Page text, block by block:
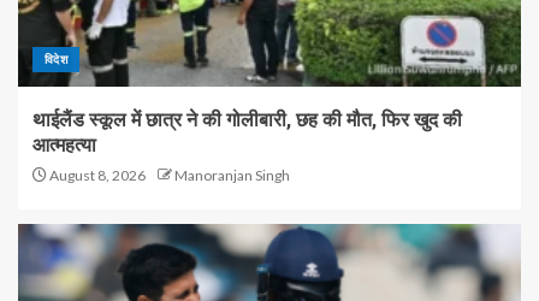
विदेश
थाईलैंड स्कूल में छात्र ने की गोलीबारी, छह की मौत, फिर खुद की
आत्महत्या
August 8, 2026 Manoranjan Singh